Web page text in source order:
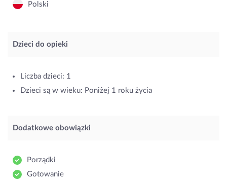
Polski
Dzieci do opieki
Liczba dzieci: 1
Dzieci są w wieku: Poniżej 1 roku życia
Dodatkowe obowiązki
Porządki
Gotowanie